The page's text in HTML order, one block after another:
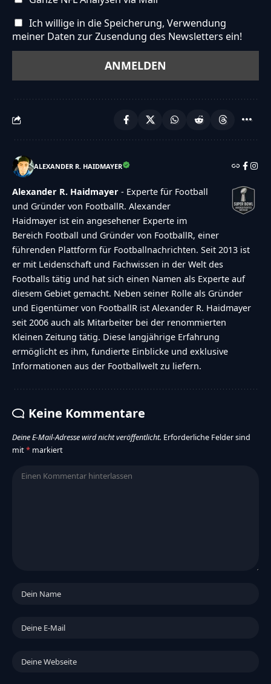
Ich willige in die Speicherung, Verwendung
meiner Daten zur Zusendung des Newsletters ein!
ALEXANDER R. HAIDMAYER
Alexander R. Haidmayer - Experte für Football
und Gründer von FootballR. Alexander
Haidmayer ist ein angesehener Experte im
Bereich Football und Gründer von FootballR, einer
führenden Plattform für Footballnachrichten. Seit 2013 ist
er mit Leidenschaft und Fachwissen in der Welt des
Footballs tätig und hat sich einen Namen als Experte auf
diesem Gebiet gemacht. Neben seiner Rolle als Gründer
und Eigentümer von FootballR ist Alexander R. Haidmayer
seit 2006 auch als Mitarbeiter bei der renommierten
Kleinen Zeitung tätig. Diese langjährige Erfahrung
ermöglicht es ihm, fundierte Einblicke und exklusive
Informationen aus der Footballwelt zu liefern.
Keine Kommentare
Deine E-Mail-Adresse wird nicht veröffentlicht. Erforderliche Felder sind
mit* markiert